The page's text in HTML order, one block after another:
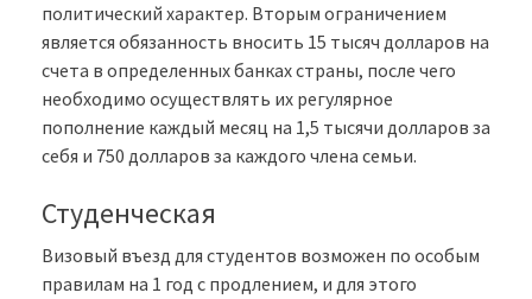
политический характер. Вторым ограничением
является обязанность вносить 15 тысяч долларов на
счета в определенных банках страны, после чего
необходимо осуществлять их регулярное
пополнение каждый месяц на 1,5 тысячи долларов за
себя и 750 долларов за каждого члена семьи.
Студенческая
Визовый въезд для студентов возможен по особым
правилам на 1 год с продлением, и для этого